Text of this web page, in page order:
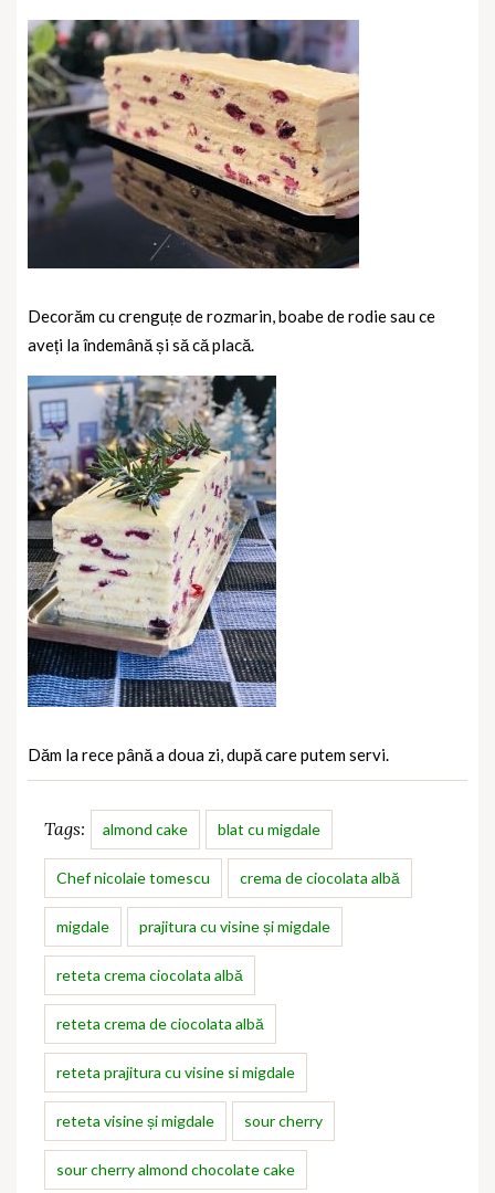
Decorăm cu crenguțe de rozmarin, boabe de rodie sau ce
aveți la îndemână și să că placă.
Dăm la rece până a doua zi, după care putem servi.
Tags: almond cake blat cu migdale
Chef nicolaie tomescu crema de ciocolata albă
migdale prajitura cu visine și migdale
reteta crema ciocolata albă
reteta crema de ciocolata albă
reteta prajitura cu visine si migdale
reteta visine și migdale sour cherry
sour cherry almond chocolate cake